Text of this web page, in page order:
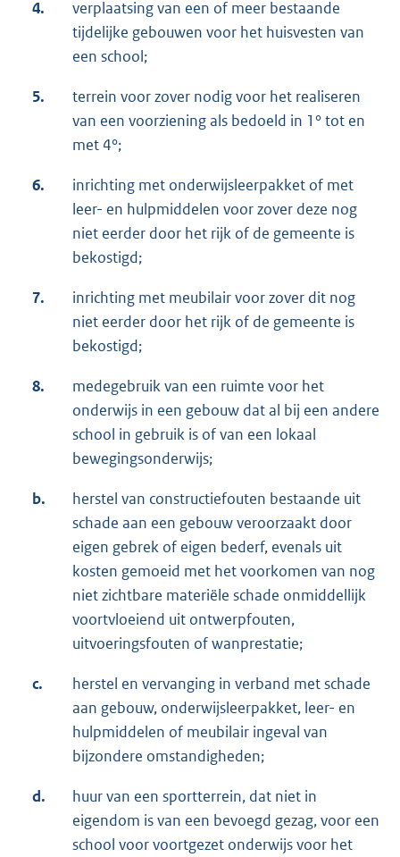
4.
verplaatsing van een of meer bestaande
tijdelijke gebouwen voor het huisvesten van
een school;
5.
terrein voor zover nodig voor het realiseren
van een voorziening als bedoeld in 1° tot en
met 4°;
6.
inrichting met onderwijsleerpakket of met
leer- en hulpmiddelen voor zover deze nog
niet eerder door het rijk of de gemeente is
bekostigd;
7.
inrichting met meubilair voor zover dit nog
niet eerder door het rijk of de gemeente is
bekostigd;
8.
medegebruik van een ruimte voor het
onderwijs in een gebouw dat al bij een andere
school in gebruik is of van een lokaal
bewegingsonderwijs;
b.
herstel van constructiefouten bestaande uit
schade aan een gebouw veroorzaakt door
eigen gebrek of eigen bederf, evenals uit
kosten gemoeid met het voorkomen van nog
niet zichtbare materiële schade onmiddellijk
voortvloeiend uit ontwerpfouten,
uitvoeringsfouten of wanprestatie;
c.
herstel en vervanging in verband met schade
aan gebouw, onderwijsleerpakket, leer- en
hulpmiddelen of meubilair ingeval van
bijzondere omstandigheden;
d.
huur van een sportterrein, dat niet in
eigendom is van een bevoegd gezag, voor een
school voor voortgezet onderwijs voor het